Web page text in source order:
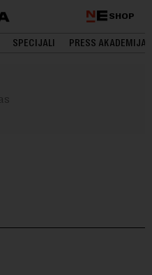
SHOP
SPECIJALI PRESS AKADEMIJA